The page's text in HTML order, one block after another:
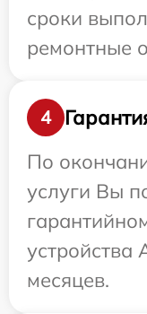
сроки
ремонтные
4
По
услуги Вы
устройства
месяцев.